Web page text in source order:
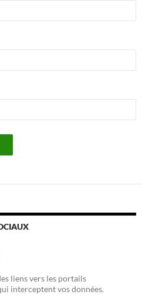
liens vers les portails
interceptent vos données.